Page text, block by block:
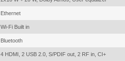
Ethernet
Wi-Fi Built in
Bluetooth
4 HDMI, 2 USB 2.0, S/PDIF out, 2 RF in, CI+